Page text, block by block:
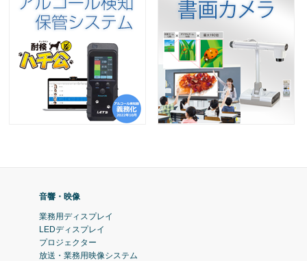
音響・映像
業務用ディスプレイ
LEDディスプレイ
プロジェクター
放送・業務用映像システム